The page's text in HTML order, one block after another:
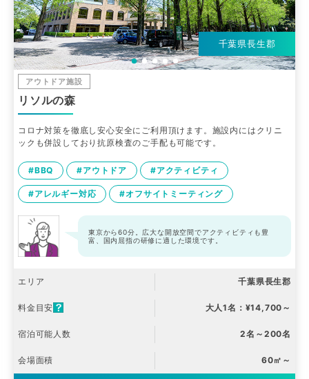
千葉県長生郡
アウトドア施設
リソルの森
コロナ対策を徹底し安心安全にご利用頂けます。施設内にはクリニ
ックも併設しており抗原検査のご手配も可能です。
#BBQ #アウトドア #アクティビティ
#アレルギー対応 #オフサイトミーティング
東京から60分。広大な開放空間でアクティビティも豊
富、国内屈指の研修に適した環境です。
エリア 千葉県長生郡
料金目安 大人1名：¥14,700～
宿泊可能人数 2名～200名
会場面積 60㎡～